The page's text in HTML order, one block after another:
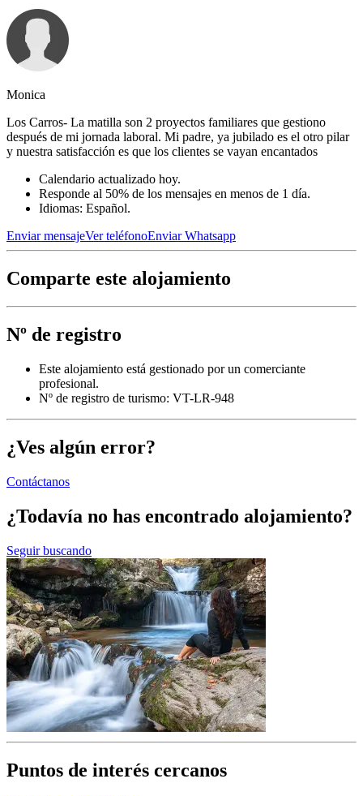
Monica
Los Carros- La matilla son 2 proyectos familiares que gestiono
después de mi jornada laboral. Mi padre, ya jubilado es el otro pilar
y nuestra satisfacción es que los clientes se vayan encantados
Calendario actualizado hoy.
Responde al 50% de los mensajes en menos de 1 día.
Idiomas: Español.
Enviar mensajeVer teléfonoEnviar Whatsapp
Comparte este alojamiento
Nº de registro
Este alojamiento está gestionado por un comerciante
profesional.
Nº de registro de turismo: VT-LR-948
¿Ves algún error?
Contáctanos
¿Todavía no has encontrado alojamiento?
Seguir buscando
Puntos de interés cercanos